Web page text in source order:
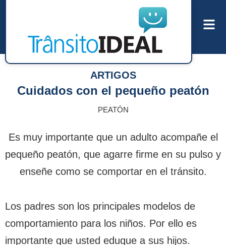
ARTIGOS
Cuidados con el pequeño peatón
PEATÓN
Es muy importante que un adulto acompañe el
pequeño peatón, que agarre firme en su pulso y
enseñe como se comportar en el tránsito.
Los padres son los principales modelos de
comportamiento para los niños. Por ello es
importante que usted eduque a sus hijos.